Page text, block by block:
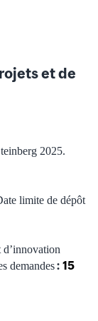
et de
2025.
limite de dépôt
d’innovation
demandes: 15